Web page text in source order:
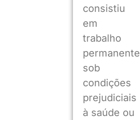
consistiu
em
trabalho
permanente
sob
condições
prejudiciais
à saúde ou